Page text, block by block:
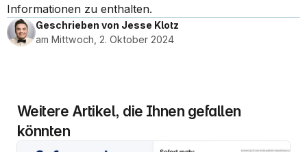
Informationen zu enthalten.
Geschrieben von Jesse Klotz
am Mittwoch, 2. Oktober 2024
Weitere Artikel, die Ihnen gefallen
könnten